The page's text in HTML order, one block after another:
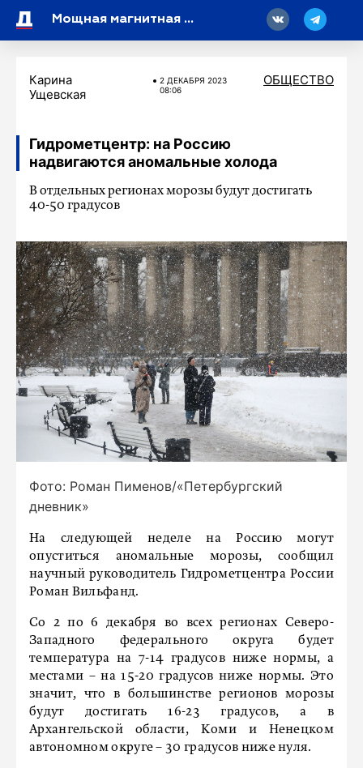
Мощная магнитная буря отступит в субботу
Карина
Ущевская
2 ДЕКАБРЯ 2023
08:06
ОБЩЕСТВО
Гидрометцентр: на Россию
надвигаются аномальные холода
В отдельных регионах морозы будут достигать
40-50 градусов
Фото: Роман Пименов/«Петербургский
дневник»
На следующей неделе на Россию могут
опуститься аномальные морозы, сообщил
научный руководитель Гидрометцентра России
Роман Вильфанд.
Со 2 по 6 декабря во всех регионах Северо-
Западного федерального округа будет
температура на 7-14 градусов ниже нормы, а
местами – на 15-20 градусов ниже нормы. Это
значит, что в большинстве регионов морозы
будут достигать 16-23 градусов, а в
Архангельской области, Коми и Ненецком
автономном округе – 30 градусов ниже нуля.